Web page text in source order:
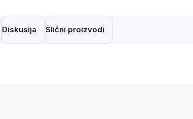
Diskusija Slični proizvodi